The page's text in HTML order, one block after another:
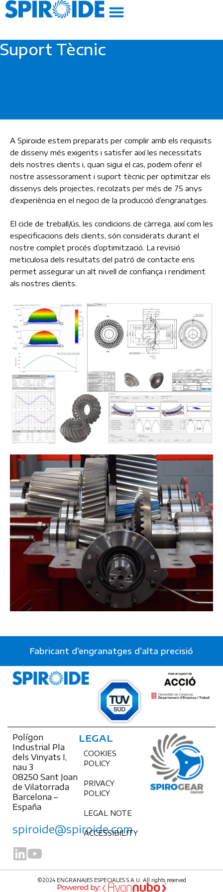
Vés
Suport Tècnic
A Spiroide estem preparats per complir amb els requisits
de disseny més exigents i satisfer així les necessitats
dels nostres clients i, quan sigui el cas, podem oferir el
nostre assessorament i suport tècnic per optimitzar els
dissenys dels projectes, recolzats per més de 75 anys
d’experiència en el negoci de la producció d’engranatges.
El cicle de treball/ús, les condicions de càrrega, així com les
especificacions dels clients, són considerats durant el
nostre complet procés d’optimització. La revisió
meticulosa dels resultats del patró de contacte ens
permet assegurar un alt nivell de confiança i rendiment
als nostres clients.
Fabricant d’engranatges d’alta precisió
Polígon
Industrial Pla
dels Vinyats I,
nau 3
08250 Sant Joan
de Vilatorrada
Barcelona –
España
spiroide@spiroide.com
LEGAL
COOKIES
POLICY
PRIVACY
POLICY
LEGAL NOTE
ACCESSIBILITY
©2024 ENGRANAJES ESPECIALES S.A.U. All rights reserved